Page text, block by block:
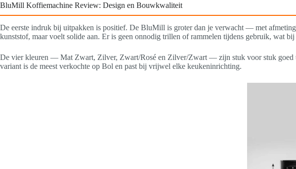
BluMill Koffiemachine Review: Design en Bouwkwaliteit
De eerste indruk bij uitpakken is positief. De BluMill is groter dan je verwacht — met
kunststof, maar voelt solide aan. Er is geen onnodig trillen of rammelen tijdens gebruik, wat
De vier kleuren — Mat Zwart, Zilver, Zwart/Rosé en Zilver/Zwart — zijn stuk voor stuk goed
variant is de meest verkochte op Bol en past bij vrijwel elke keukeninrichting.